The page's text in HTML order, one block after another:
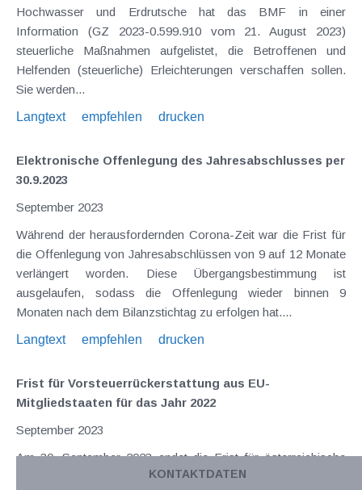
Hochwasser und Erdrutsche hat das BMF in einer
Information (GZ 2023-0.599.910 vom 21. August 2023)
steuerliche Maßnahmen aufgelistet, die Betroffenen und
Helfenden (steuerliche) Erleichterungen verschaffen sollen.
Sie werden...
Langtext
empfehlen drucken
Elektronische Offenlegung des Jahresabschlusses per
30.9.2023
September 2023
Während der herausfordernden Corona-Zeit war die Frist für
die Offenlegung von Jahresabschlüssen von 9 auf 12 Monate
verlängert worden. Diese Übergangsbestimmung ist
ausgelaufen, sodass die Offenlegung wieder binnen 9
Monaten nach dem Bilanzstichtag zu erfolgen hat....
Langtext
empfehlen drucken
Frist für Vorsteuerrückerstattung aus EU-
Mitgliedstaaten für das Jahr 2022
September 2023
Am 30. September 2023 endet die Frist für österreichische
Unternehmer, die Vorsteuern des Jahres 2022 in den EU-
KONTAKTDATEN